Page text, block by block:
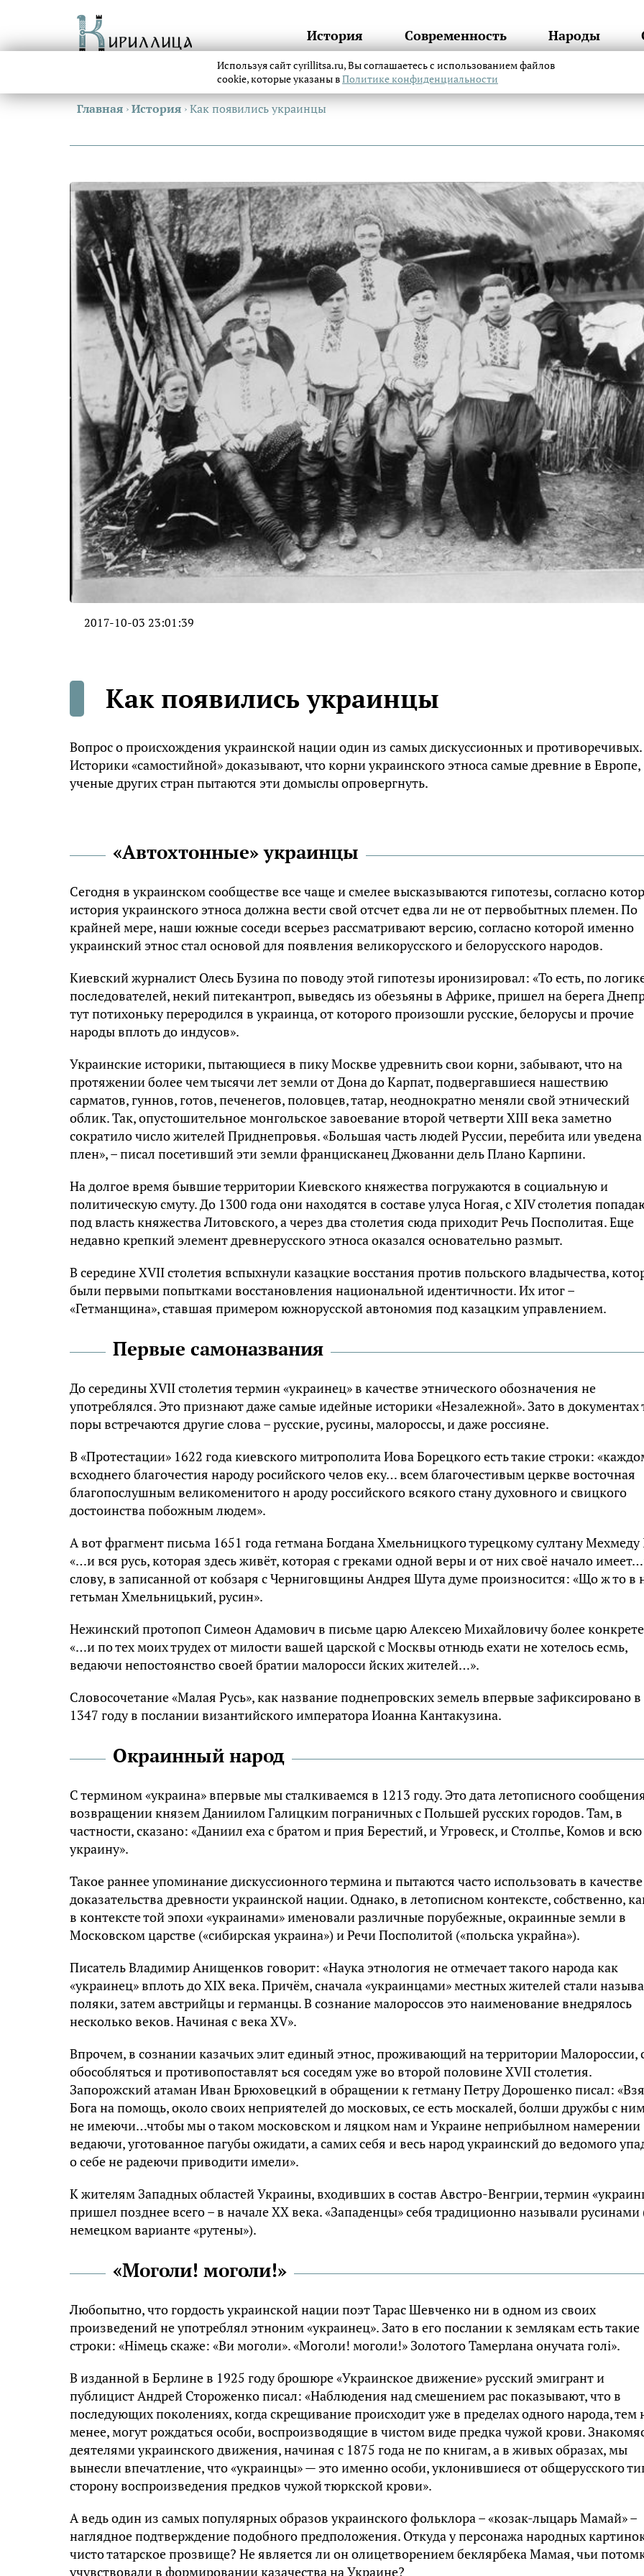
История Современность Народы
Главная ›История ›Как появились украинцы
2017-10-03 23:01:39
Как появились украинцы
Вопрос о происхождения украинской нации один из самых дискуссионных и противоречивых.
Историки «самостийной» доказывают, что корни украинского этноса самые древние в Европе,
ученые других стран пытаются эти домыслы опровергнуть.
«Автохтонные» украинцы
Сегодня в украинском сообществе все чаще и смелее высказываются гипотезы, согласно
история украинского этноса должна вести свой отсчет едва ли не от первобытных племен. По
крайней мере, наши южные соседи всерьез рассматривают версию, согласно которой именно
украинский этнос стал основой для появления великорусского и белорусского народов.
Киевский журналист Олесь Бузина по поводу этой гипотезы иронизировал: «То есть, по
последователей, некий питекантроп, выведясь из обезьяны в Африке, пришел на берега
тут потихоньку переродился в украинца, от которого произошли русские, белорусы и прочие
народы вплоть до индусов».
Украинские историки, пытающиеся в пику Москве удревнить свои корни, забывают, что на
протяжении более чем тысячи лет земли от Дона до Карпат, подвергавшиеся нашествию
сарматов, гуннов, готов, печенегов, половцев, татар, неоднократно меняли свой этнический
облик. Так, опустошительное монгольское завоевание второй четверти XIII века заметно
сократило число жителей Приднепровья. «Большая часть людей Руссии, перебита или уведена
плен», – писал посетивший эти земли францисканец Джованни дель Плано Карпини.
На долгое время бывшие территории Киевского княжества погружаются в социальную и
политическую смуту. До 1300 года они находятся в составе улуса Ногая, с XIV столетия
под власть княжества Литовского, а через два столетия сюда приходит Речь Посполитая. Еще
недавно крепкий элемент древнерусского этноса оказался основательно размыт.
В середине XVII столетия вспыхнули казацкие восстания против польского владычества,
были первыми попытками восстановления национальной идентичности. Их итог –
«Гетманщина», ставшая примером южнорусской автономия под казацким управлением.
Первые самоназвания
До середины XVII столетия термин «украинец» в качестве этнического обозначения не
употреблялся. Это признают даже самые идейные историки «Незалежной». Зато в документах
поры встречаются другие слова – русские, русины, малороссы, и даже россияне.
В «Протестации» 1622 года киевского митрополита Иова Борецкого есть такие строки:
всходнего благочестия народу росийского челов еку… всем благочестивым церкве восточная
благопослушным великоменитого н ароду российского всякого стану духовного и свицкого
достоинства побожным людем».
А вот фрагмент письма 1651 года гетмана Богдана Хмельницкого турецкому султану Мехмеду
«…и вся русь, которая здесь живёт, которая с греками одной веры и от них своё начало
слову, в записанной от кобзаря с Черниговщины Андрея Шута думе произносится: «Що ж то в
гетьман Хмельницький, русин».
Нежинский протопоп Симеон Адамович в письме царю Алексею Михайловичу более
«…и по тех моих трудех от милости вашей царской с Москвы отнюдь ехати не хотелось есмь,
ведаючи непостоянство своей братии малоросси йских жителей…».
Словосочетание «Малая Русь», как название поднепровских земель впервые зафиксировано в
1347 году в послании византийского императора Иоанна Кантакузина.
Окраинный народ
С термином «украина» впервые мы сталкиваемся в 1213 году. Это дата летописного
возвращении князем Даниилом Галицким пограничных с Польшей русских городов. Там, в
частности, сказано: «Даниил еха с братом и прия Берестий, и Угровеск, и Столпье, Комов и всю
украину».
Такое раннее упоминание дискуссионного термина и пытаются часто использовать в качестве
доказательства древности украинской нации. Однако, в летописном контексте, собственно,
в контексте той эпохи «украинами» именовали различные порубежные, окраинные земли в
Московском царстве («сибирская украина») и Речи Посполитой («польска украйна»).
Писатель Владимир Анищенков говорит: «Наука этнология не отмечает такого народа как
«украинец» вплоть до XIX века. Причём, сначала «украинцами» местных жителей стали
поляки, затем австрийцы и германцы. В сознание малороссов это наименование внедрялось
несколько веков. Начиная с века XV».
Впрочем, в сознании казачьих элит единый этнос, проживающий на территории Малороссии,
обособляться и противопоставлят ься соседям уже во второй половине XVII столетия.
Запорожский атаман Иван Брюховецкий в обращении к гетману Петру Дорошенко писал:
Бога на помощь, около своих неприятелей до московых, се есть москалей, болши дружбы с
не имеючи…чтобы мы о таком московском и ляцком нам и Украине неприбылном намерении
ведаючи, уготованное пагубы ожидати, а самих себя и весь народ украинский до ведомого
о себе не радеючи приводити имели».
К жителям Западных областей Украины, входивших в состав Австро-Венгрии, термин
пришел позднее всего – в начале XX века. «Западенцы» себя традиционно называли русинами
немецком варианте «рутены»).
«Моголи! моголи!»
Любопытно, что гордость украинской нации поэт Тарас Шевченко ни в одном из своих
произведений не употреблял этноним «украинец». Зато в его послании к землякам есть такие
строки: «Німець скаже: «Ви моголи». «Моголи! моголи!» Золотого Тамерлана онучата голі».
В изданной в Берлине в 1925 году брошюре «Украинское движение» русский эмигрант и
публицист Андрей Стороженко писал: «Наблюдения над смешением рас показывают, что в
последующих поколениях, когда скрещивание происходит уже в пределах одного народа, тем
менее, могут рождаться особи, воспроизводящие в чистом виде предка чужой крови.
деятелями украинского движения, начиная с 1875 года не по книгам, а в живых образах, мы
вынесли впечатление, что «украинцы» — это именно особи, уклонившиеся от общерусского
сторону воспроизведения предков чужой тюркской крови».
А ведь один из самых популярных образов украинского фольклора – «козак-лыцарь Мамай» –
наглядное подтверждение подобного предположения. Откуда у персонажа народных
чисто татарское прозвище? Не является ли он олицетворением беклярбека Мамая, чьи
учувствовали в формировании казачества на Украине?
Используя сайт cyrillitsa.ru, Вы соглашаетесь с использованием файлов
cookie, которые указаны вПолитике конфиденциальности